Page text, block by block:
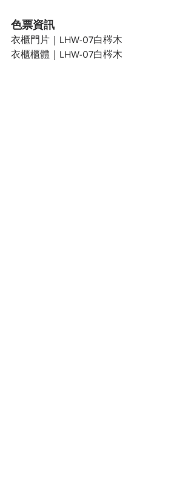
色票資訊
衣櫃門片｜LHW-07白梣木
衣櫃櫃體｜LHW-07白梣木